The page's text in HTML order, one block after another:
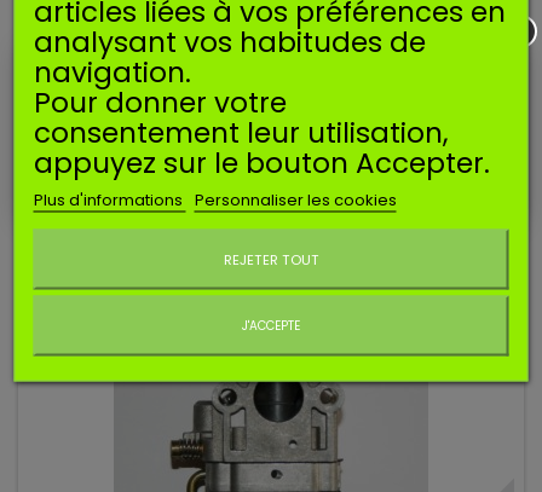
CARBURATEUR TYPE WALBRO WYJ ADM 15
Carburateur compatible type Walbro WYJ. Diamètre
d'admission de 15mm.
9,90 €
Ajouter au panier
articles liées à vos préférences en
analysant vos habitudes de
navigation.
Pour donner votre
consentement leur utilisation,
appuyez sur le bouton Accepter.
Plus d'informations Personnaliser les cookies
REJETER TOUT
J'ACCEPTE